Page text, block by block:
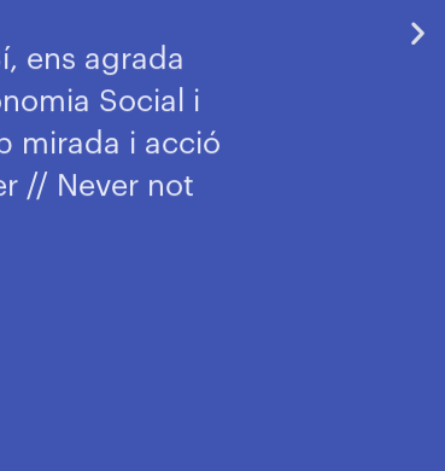
ens agrada
Social i
mirada i acció
// Never not